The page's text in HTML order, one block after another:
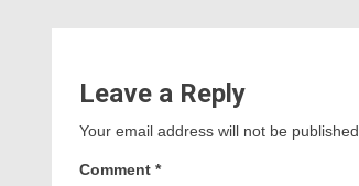
Leave a Reply
Your email address will not be published.
Comment *